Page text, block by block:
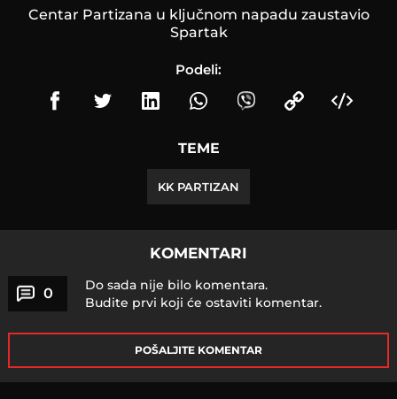
Centar Partizana u ključnom napadu zaustavio
Spartak
Podeli:
TEME
KK PARTIZAN
KOMENTARI
0
Do sada nije bilo komentara.
Budite prvi koji će ostaviti komentar.
POŠALJITE KOMENTAR